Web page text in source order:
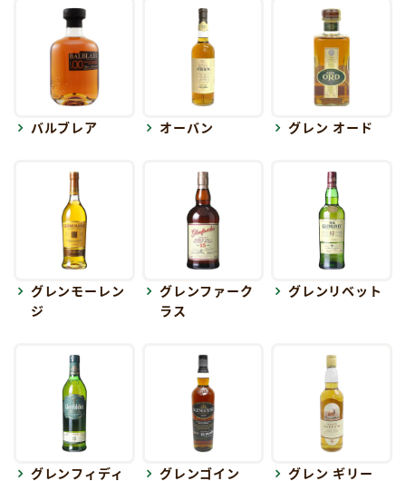
バルブレア オーバン グレン オード
グレンモーレン
ジ
グレンファーク
ラス
グレンリベット
グレンフィディ
グレンゴイン グレン ギリー